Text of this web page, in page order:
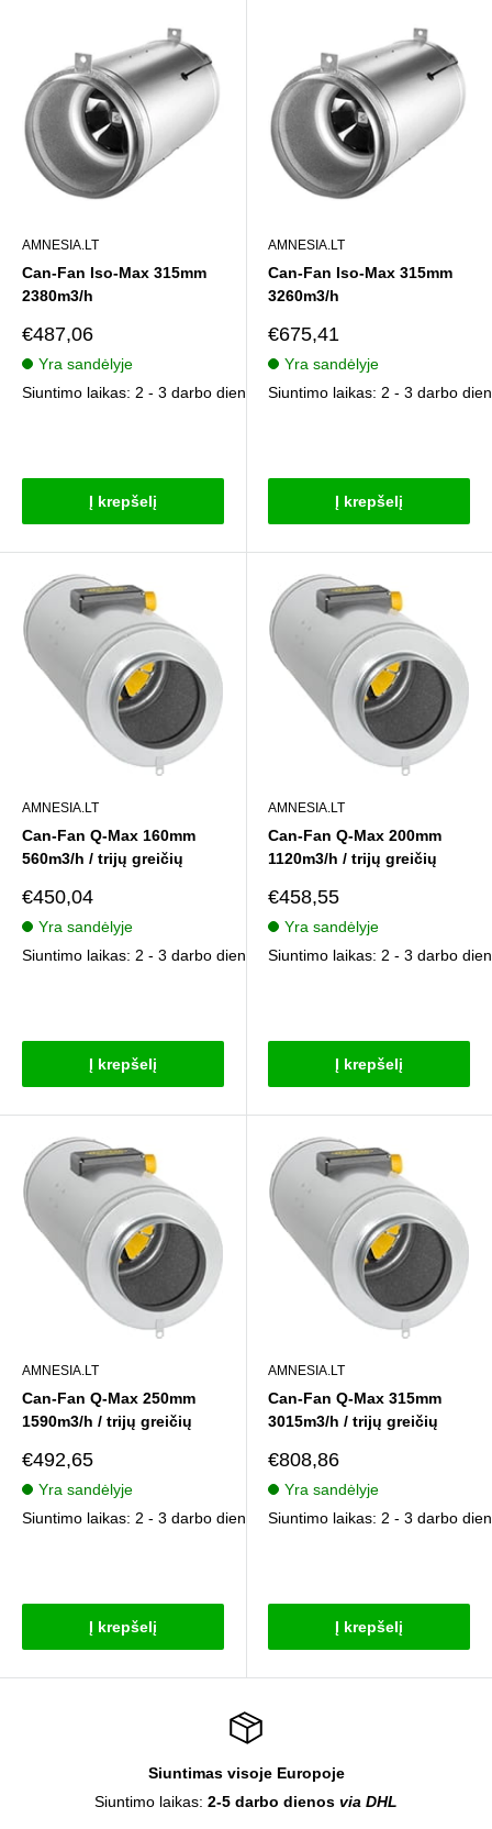
AMNESIA.LT
Can-Fan Iso-Max 315mm
2380m3/h
Pardavimo
kaina
€487,06
Yra sandėlyje
Siuntimo laikas: 2 - 3 darbo dienos
Į krepšelį
AMNESIA.LT
Can-Fan Iso-Max 315mm
3260m3/h
Pardavimo
kaina
€675,41
Yra sandėlyje
Siuntimo laikas: 2 - 3 darbo
Į krepšelį
AMNESIA.LT
Can-Fan Q-Max 160mm
560m3/h / trijų greičių
Pardavimo
kaina
€450,04
Yra sandėlyje
Siuntimo laikas: 2 - 3 darbo dienos
Į krepšelį
AMNESIA.LT
Can-Fan Q-Max 200mm
1120m3/h / trijų greičių
Pardavimo
kaina
€458,55
Yra sandėlyje
Siuntimo laikas: 2 - 3 darbo
Į krepšelį
AMNESIA.LT
Can-Fan Q-Max 250mm
1590m3/h / trijų greičių
Pardavimo
kaina
€492,65
Yra sandėlyje
Siuntimo laikas: 2 - 3 darbo dienos
Į krepšelį
AMNESIA.LT
Can-Fan Q-Max 315mm
3015m3/h / trijų greičių
Pardavimo
kaina
€808,86
Yra sandėlyje
Siuntimo laikas: 2 - 3 darbo
Į krepšelį
Siuntimas visoje Europoje
Siuntimo laikas: 2-5 darbo dienos via DHL